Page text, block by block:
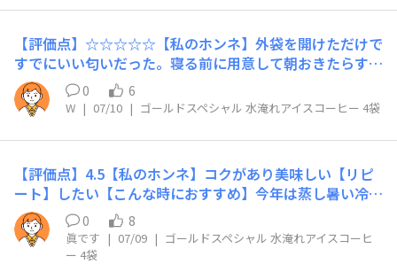
【評価点】☆☆☆☆☆【私のホンネ】外袋を開けただけで
すでにいい匂いだった。寝る前に用意して朝おきたらすぐ
飲めるので便利。今は暑くなってきているので朝からよく
冷えたコーヒーが嬉しい。500mlと作れるから朝だけでな
くその後も手軽に飲めるので、面倒がなく手がのびやす
い。【リピート】あり【こんな時におすすめ】朝イチ、1
0 6
W | 07/10 | ゴールドスペシャル 水淹れアイスコーヒー 4袋
【評価点】4.5【私のホンネ】コクがあり美味しい【リピ
ート】したい【こんな時におすすめ】今年は蒸し暑い冷や
して飲むとスッキリして落ち着きます^_^
0 8
眞です | 07/09 | ゴールドスペシャル 水淹れアイスコーヒ
ー 4袋